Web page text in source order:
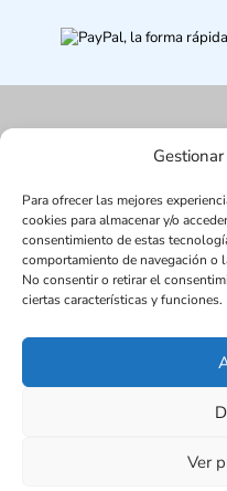
Para ofrecer las mejores
cookies para almacenar y/o
consentimiento de estas
comportamiento de navegación o
No consentir o retirar el
ciertas características y funciones.
Ver
Diseñada por Juan
www.seox.es | 656 545